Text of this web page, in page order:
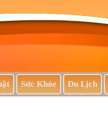
Sức Khỏe Du Lịch